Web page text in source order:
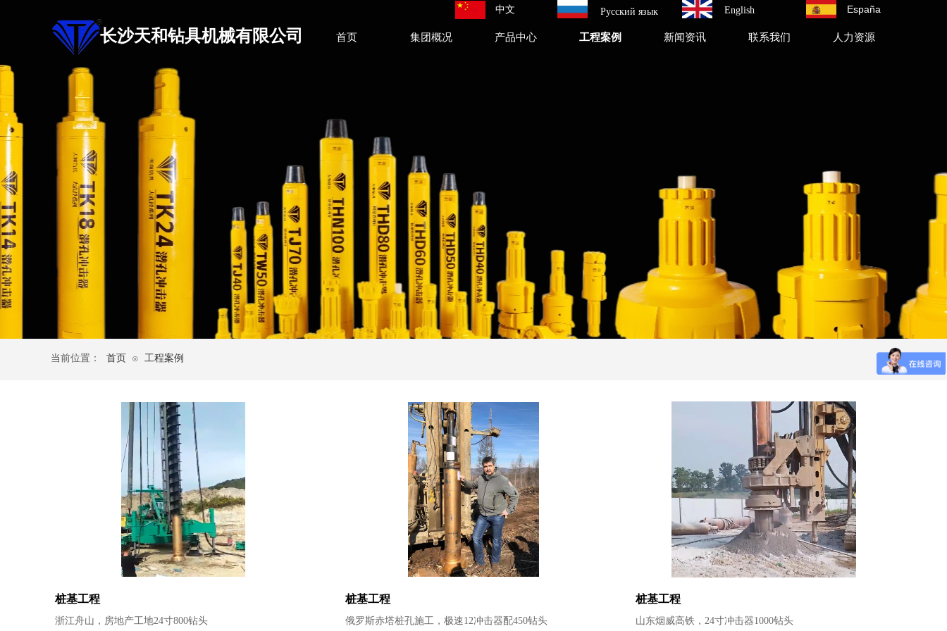
English
中文 Русский язык España
首页 集团概况 产品中心 工程案例 新闻资讯 联系我们 人力资源
长沙天和钻具机械有限公司
首页 ⊙ 工程案例
当前位置：
桩基工程
浙江舟山，房地产工地24寸800钻头
桩基工程
俄罗斯赤塔桩孔施工，极速12冲击器配450钻头
桩基工程
山东烟威高铁，24寸冲击器1000钻头